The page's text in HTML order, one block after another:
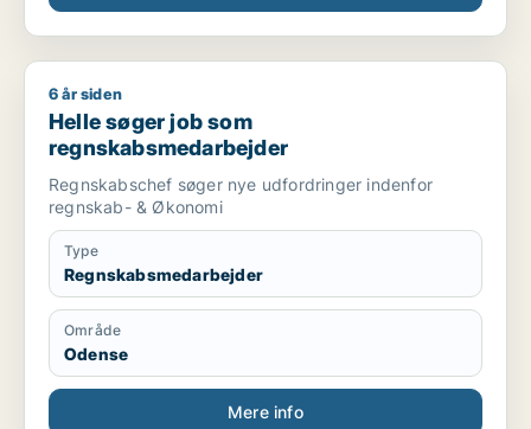
Helle søger job som regnskabsmedarbejder
6 år siden
Helle søger job som
regnskabsmedarbejder
Regnskabschef søger nye udfordringer indenfor
regnskab- & Økonomi
Type
Regnskabsmedarbejder
Område
Odense
Mere info